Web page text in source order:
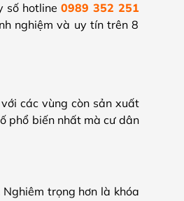
số hotline 0989 352 251
nghiệm và uy tín trên 8
các vùng còn sản xuất
phổ biến nhất mà cư dân
trọng hơn là khóa